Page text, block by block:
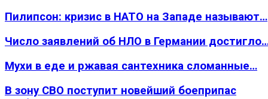
Пилипсон: кризис в НАТО на Западе называют…
Число заявлений об НЛО в Германии
Мухи в еде и ржавая сантехника сломанные…
В зону СВО поступит новейший боеприпас